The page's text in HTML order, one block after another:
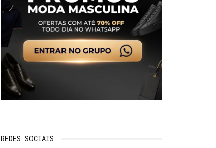
REDES SOCIAIS